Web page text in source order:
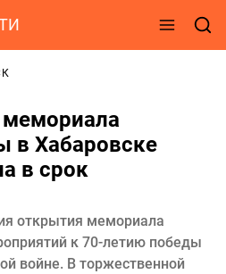
мемориала
в Хабаровске
в срок
открытия мемориала
к 70-летию победы
войне. В торжественной